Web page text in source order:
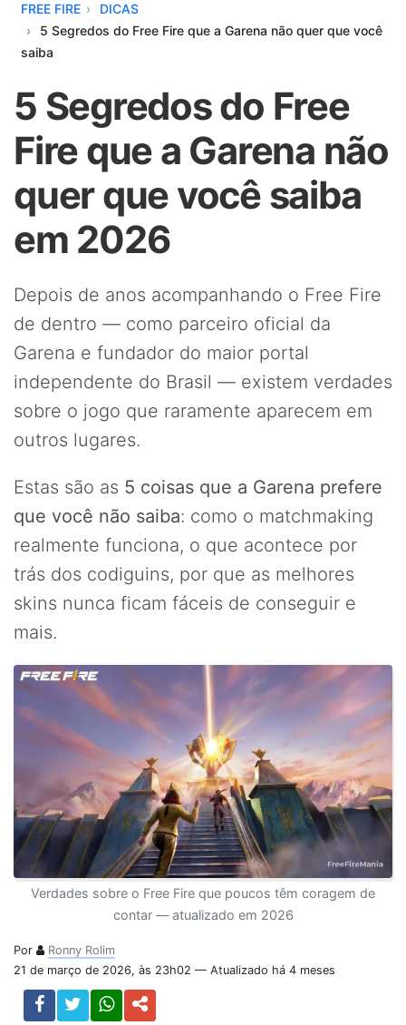
FREE FIRE
DICAS
5 Segredos do Free Fire que a Garena não quer que você
saiba
5 Segredos do Free
Fire que a Garena não
quer que você saiba
em 2026
Depois de anos acompanhando o Free Fire
de dentro — como parceiro oficial da
Garena e fundador do maior portal
independente do Brasil — existem verdades
sobre o jogo que raramente aparecem em
outros lugares.
Estas são as 5 coisas que a Garena prefere
que você não saiba: como o matchmaking
realmente funciona, o que acontece por
trás dos codiguins, por que as melhores
skins nunca ficam fáceis de conseguir e
mais.
Verdades sobre o Free Fire que poucos têm coragem de
contar — atualizado em 2026
Por
Ronny Rolim
21 de março de 2026, às 23h02 — Atualizado há 4 meses